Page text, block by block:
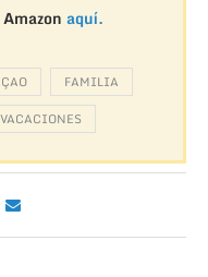
aquí.
FAMILIA
VACACIONES